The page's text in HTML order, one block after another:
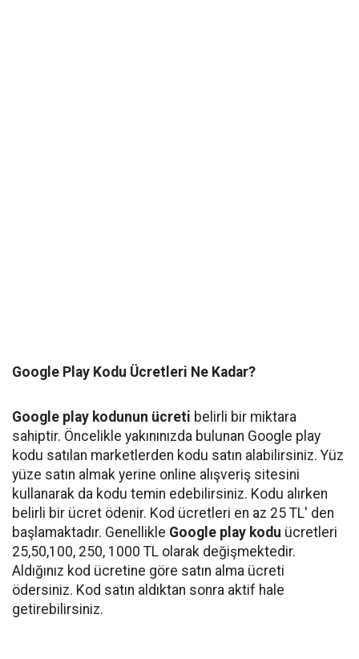
Google Play Kodu Ücretleri Ne Kadar?
Google play kodunun ücreti belirli bir miktara
sahiptir. Öncelikle yakınınızda bulunan Google play
kodu satılan marketlerden kodu satın alabilirsiniz. Yüz
yüze satın almak yerine online alışveriş sitesini
kullanarak da kodu temin edebilirsiniz. Kodu alırken
belirli bir ücret ödenir. Kod ücretleri en az 25 TL' den
başlamaktadır. Genellikle Google play kodu ücretleri
25,50,100, 250, 1000 TL olarak değişmektedir.
Aldığınız kod ücretine göre satın alma ücreti
ödersiniz. Kod satın aldıktan sonra aktif hale
getirebilirsiniz.